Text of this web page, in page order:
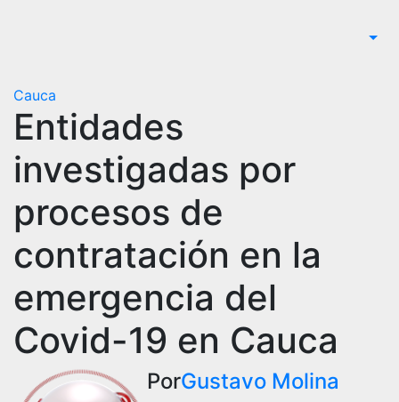
Cauca
Entidades
investigadas por
procesos de
contratación en la
emergencia del
Covid-19 en Cauca
PorGustavo Molina